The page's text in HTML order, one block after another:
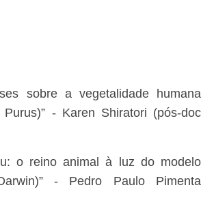
sobre a vegetalidade humana
Purus)” - Karen Shiratori (pós-doc
o reino animal à luz do modelo
- Pedro Paulo Pimenta